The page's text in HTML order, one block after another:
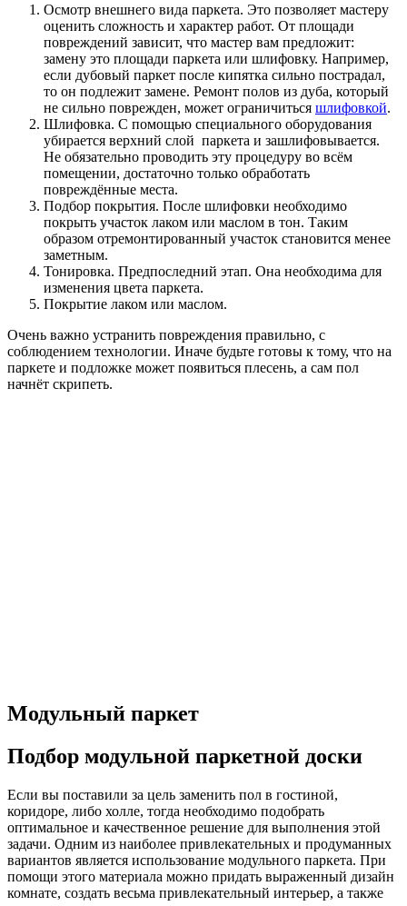
Осмотр внешнего вида паркета. Это позволяет мастеру
оценить сложность и характер работ. От площади
повреждений зависит, что мастер вам предложит:
замену это площади паркета или шлифовку. Например,
если дубовый паркет после кипятка сильно пострадал,
то он подлежит замене. Ремонт полов из дуба, который
не сильно поврежден, может ограничиться шлифовкой.
Шлифовка. С помощью специального оборудования
убирается верхний слой паркета и зашлифовывается.
Не обязательно проводить эту процедуру во всём
помещении, достаточно только обработать
повреждённые места.
Подбор покрытия. После шлифовки необходимо
покрыть участок лаком или маслом в тон. Таким
образом отремонтированный участок становится менее
заметным.
Тонировка. Предпоследний этап. Она необходима для
изменения цвета паркета.
Покрытие лаком или маслом.
Очень важно устранить повреждения правильно, с
соблюдением технологии. Иначе будьте готовы к тому, что на
паркете и подложке может появиться плесень, а сам пол
начнёт скрипеть.
Модульный паркет
Подбор модульной паркетной доски
Если вы поставили за цель заменить пол в гостиной,
коридоре, либо холле, тогда необходимо подобрать
оптимальное и качественное решение для выполнения этой
задачи. Одним из наиболее привлекательных и продуманных
вариантов является использование модульного паркета. При
помощи этого материала можно придать выраженный дизайн
комнате, создать весьма привлекательный интерьер, а также